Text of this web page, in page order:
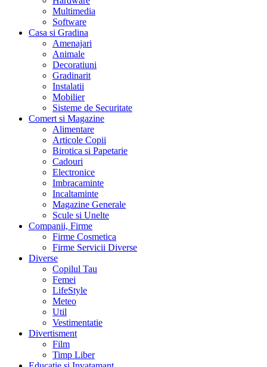
Multimedia
Software
Casa si Gradina
Amenajari
Animale
Decoratiuni
Gradinarit
Instalatii
Mobilier
Sisteme de Securitate
Comert si Magazine
Alimentare
Articole Copii
Birotica si Papetarie
Cadouri
Electronice
Imbracaminte
Incaltaminte
Magazine Generale
Scule si Unelte
Companii, Firme
Firme Cosmetica
Firme Servicii Diverse
Diverse
Copilul Tau
Femei
LifeStyle
Meteo
Util
Vestimentatie
Divertisment
Film
Timp Liber